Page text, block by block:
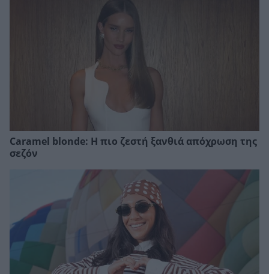
Caramel blonde: Η πιο ζεστή ξανθιά απόχρωση της
σεζόν